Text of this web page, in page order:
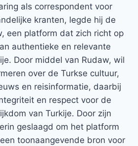
als correspondent voor
kranten, legde hij de
een platform dat zich richt op
authentieke en relevante
Door middel van Rudaw, wil
over de Turkse cultuur,
en reisinformatie, daarbij
en respect voor de
van Turkije. Door zijn
geslaagd om het platform
toonaangevende bron voor